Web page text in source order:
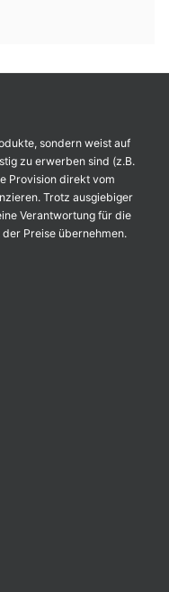
sondern weist auf
zu erwerben sind (z.B.
Provision direkt vom
Trotz ausgiebiger
Verantwortung für die
Preise übernehmen.